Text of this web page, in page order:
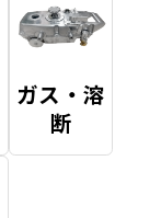
ガス・溶
断